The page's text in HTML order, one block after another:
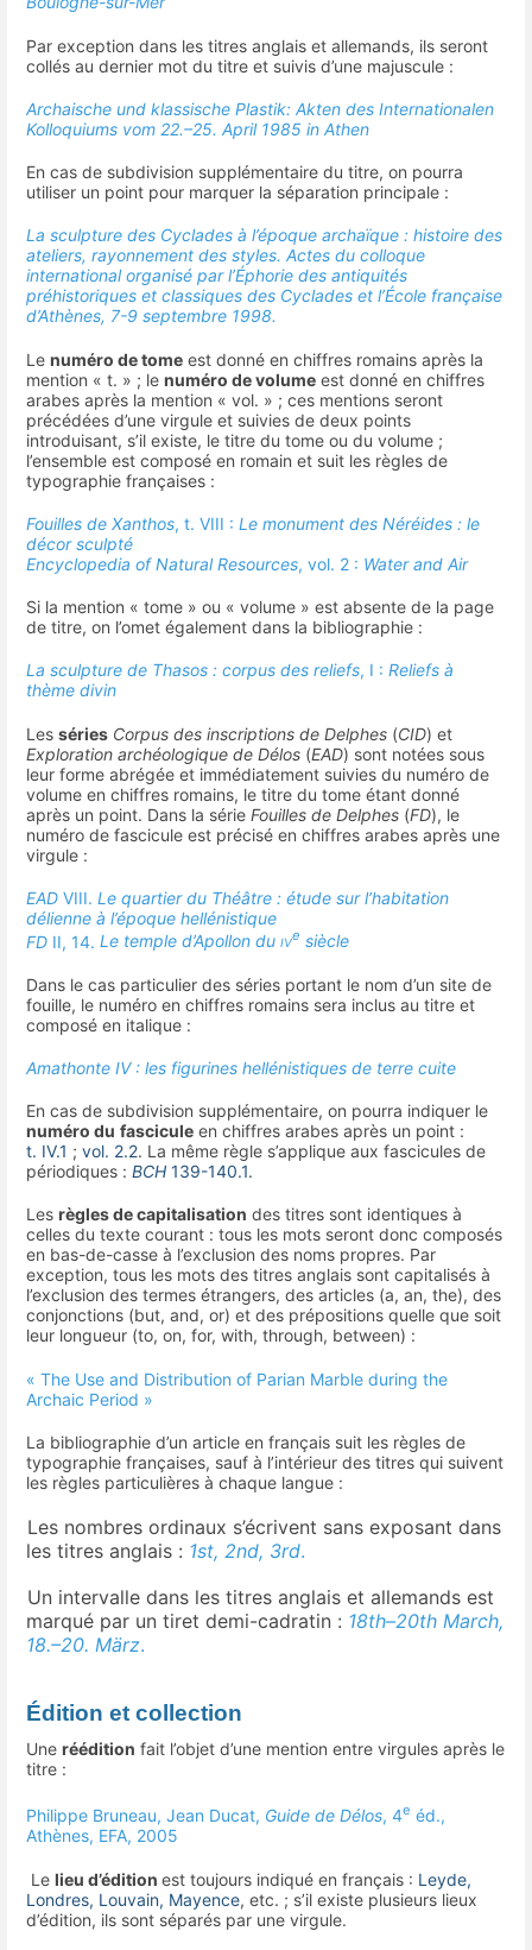
Par exception dans les titres anglais et allemands, ils seront
collés au dernier mot du titre et suivis d’une majuscule :
Archaische und klassische Plastik: Akten des Internationalen
Kolloquiums vom 22.–25. April 1985 in Athen
En cas de subdivision supplémentaire du titre, on pourra
utiliser un point pour marquer la séparation principale :
La sculpture des Cyclades à l’époque archaïque : histoire des
ateliers, rayonnement des styles. Actes du colloque
international organisé par l’Éphorie des antiquités
préhistoriques et classiques des Cyclades et l’École française
d’Athènes, 7-9 septembre 1998.
Le numéro de tome est donné en chiffres romains après la
mention « t. » ; le numéro de volume est donné en chiffres
arabes après la mention « vol. » ; ces mentions seront
précédées d’une virgule et suivies de deux points
introduisant, s’il existe, le titre du tome ou du volume ;
l’ensemble est composé en romain et suit les règles de
typographie françaises :
Fouilles de Xanthos, t. VIII : Le monument des Néréides : le
décor sculpté
Encyclopedia of Natural Resources, vol. 2 : Water and Air
Si la mention « tome » ou « volume » est absente de la page
de titre, on l’omet également dans la bibliographie :
La sculpture de Thasos : corpus des reliefs, I : Reliefs à
thème divin
Les séries Corpus des inscriptions de Delphes (CID) et
Exploration archéologique de Délos (EAD) sont notées sous
leur forme abrégée et immédiatement suivies du numéro de
volume en chiffres romains, le titre du tome étant donné
après un point. Dans la série Fouilles de Delphes (FD), le
numéro de fascicule est précisé en chiffres arabes après une
virgule :
EAD VIII. Le quartier du Théâtre : étude sur l’habitation
délienne à l’époque hellénistique
FD II, 14. Le temple d’Apollon du ive siècle
Dans le cas particulier des séries portant le nom d’un site de
fouille, le numéro en chiffres romains sera inclus au titre et
composé en italique :
Amathonte IV : les figurines hellénistiques de terre cuite
En cas de subdivision supplémentaire, on pourra indiquer le
numéro du fascicule en chiffres arabes après un point :
t. IV.1 ; vol. 2.2. La même règle s’applique aux fascicules de
périodiques : BCH 139-140.1.
Les règles de capitalisation des titres sont identiques à
celles du texte courant : tous les mots seront donc composés
en bas-de-casse à l’exclusion des noms propres. Par
exception, tous les mots des titres anglais sont capitalisés à
l’exclusion des termes étrangers, des articles (a, an, the), des
conjonctions (but, and, or) et des prépositions quelle que soit
leur longueur (to, on, for, with, through, between) :
« The Use and Distribution of Parian Marble during the
Archaic Period »
La bibliographie d’un article en français suit les règles de
typographie françaises, sauf à l’intérieur des titres qui suivent
les règles particulières à chaque langue :
Les nombres ordinaux s’écrivent sans exposant dans
les titres anglais : 1st, 2nd, 3rd.
Un intervalle dans les titres anglais et allemands est
marqué par un tiret demi-cadratin : 18th–20th March,
18.–20. März.
Édition et collection
Une réédition fait l’objet d’une mention entre virgules après le
titre :
Philippe Bruneau, Jean Ducat, Guide de Délos, 4e éd.,
Athènes, EFA, 2005
Le lieu d’édition est toujours indiqué en français : Leyde,
Londres, Louvain, Mayence, etc. ; s’il existe plusieurs lieux
d’édition, ils sont séparés par une virgule.